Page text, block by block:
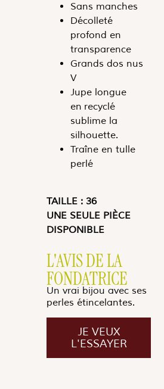
Sans manches
Décolleté
profond en
transparence
Grands dos nus
V
Jupe longue
en recyclé
sublime la
silhouette.
Traîne en tulle
perlé
TAILLE : 36
UNE SEULE PIÈCE
DISPONIBLE
L'AVIS DE LA
FONDATRICE
Un vrai bijou avec ses
perles étincelantes.
JE VEUX
L'ESSAYER